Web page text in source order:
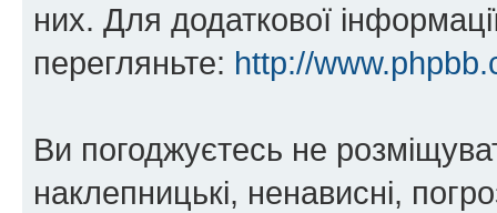
них. Для додаткової
перегляньте: http://
Ви погоджуєтесь не
наклепницькі, ненависні,